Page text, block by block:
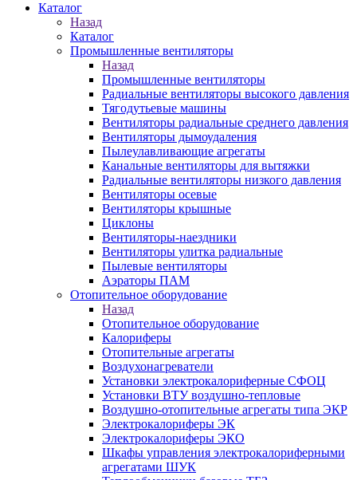
Каталог
Назад
Каталог
Промышленные вентиляторы
Назад
Промышленные вентиляторы
Радиальные вентиляторы высокого давления
Тягодутьевые машины
Вентиляторы радиальные среднего давления
Вентиляторы дымоудаления
Пылеулавливающие агрегаты
Канальные вентиляторы для вытяжки
Радиальные вентиляторы низкого давления
Вентиляторы осевые
Вентиляторы крышные
Циклоны
Вентиляторы-наездники
Вентиляторы улитка радиальные
Пылевые вентиляторы
Аэраторы ПАМ
Отопительное оборудование
Назад
Отопительное оборудование
Калориферы
Отопительные агрегаты
Воздухонагреватели
Установки электрокалориферные СФОЦ
Установки ВТУ воздушно-тепловые
Воздушно-отопительные агрегаты типа ЭКР
Электрокалориферы ЭК
Электрокалориферы ЭКО
Шкафы управления электрокалориферными
агрегатами ШУК